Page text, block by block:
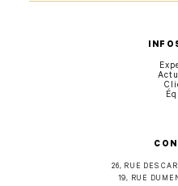
26, RUE DES
19, RUE